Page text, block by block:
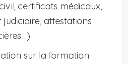
certificats médicaux,
judiciaire, attestations
sur la formation